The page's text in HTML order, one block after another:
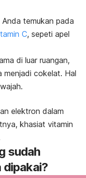
temukan pada
C, sepeti apel
di luar ruangan,
menjadi cokelat. Hal
elektron dalam
khasiat vitamin
sudah
dipakai?